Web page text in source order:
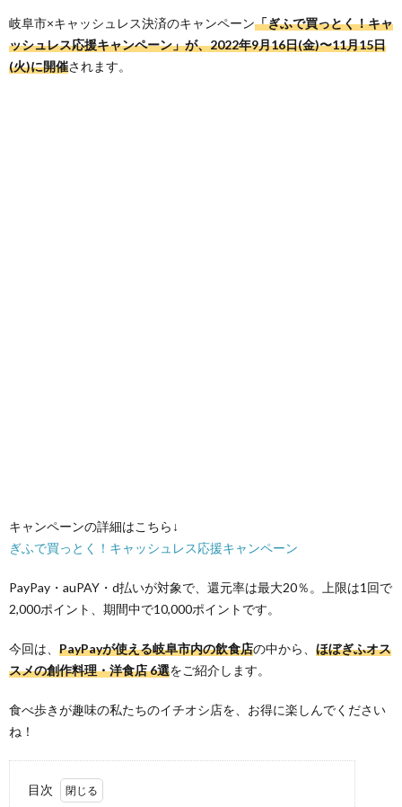
岐阜市×キャッシュレス決済のキャンペーン「ぎふで買っとく！キャ
ッシュレス応援キャンペーン」が、2022年9月16日(金)〜11月15日
(火)に開催されます。
キャンペーンの詳細はこちら↓
ぎふで買っとく！キャッシュレス応援キャンペーン
PayPay・auPAY・d払いが対象で、還元率は最大20％。上限は1回で
2,000ポイント、期間中で10,000ポイントです。
今回は、 PayPayが使える岐阜市内の飲食店の中から、 ほぼぎふオス
スメの創作料理・洋食店 6選をご紹介します。
食べ歩きが趣味の私たちのイチオシ店を、お得に楽しんでください
ね！
目次